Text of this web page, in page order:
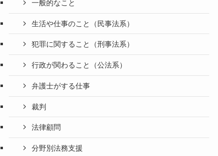
一般的なこと
生活や仕事のこと（民事法系）
犯罪に関すること（刑事法系）
行政が関わること（公法系）
弁護士がする仕事
裁判
法律顧問
分野別法務支援